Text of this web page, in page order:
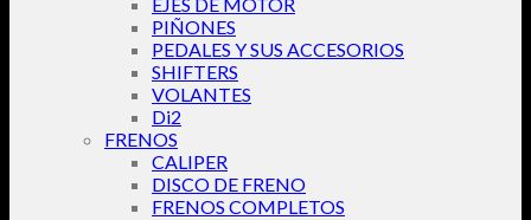
PIÑONES
PEDALES Y SUS ACCESORIOS
SHIFTERS
VOLANTES
Di2
FRENOS
CALIPER
DISCO DE FRENO
FRENOS COMPLETOS